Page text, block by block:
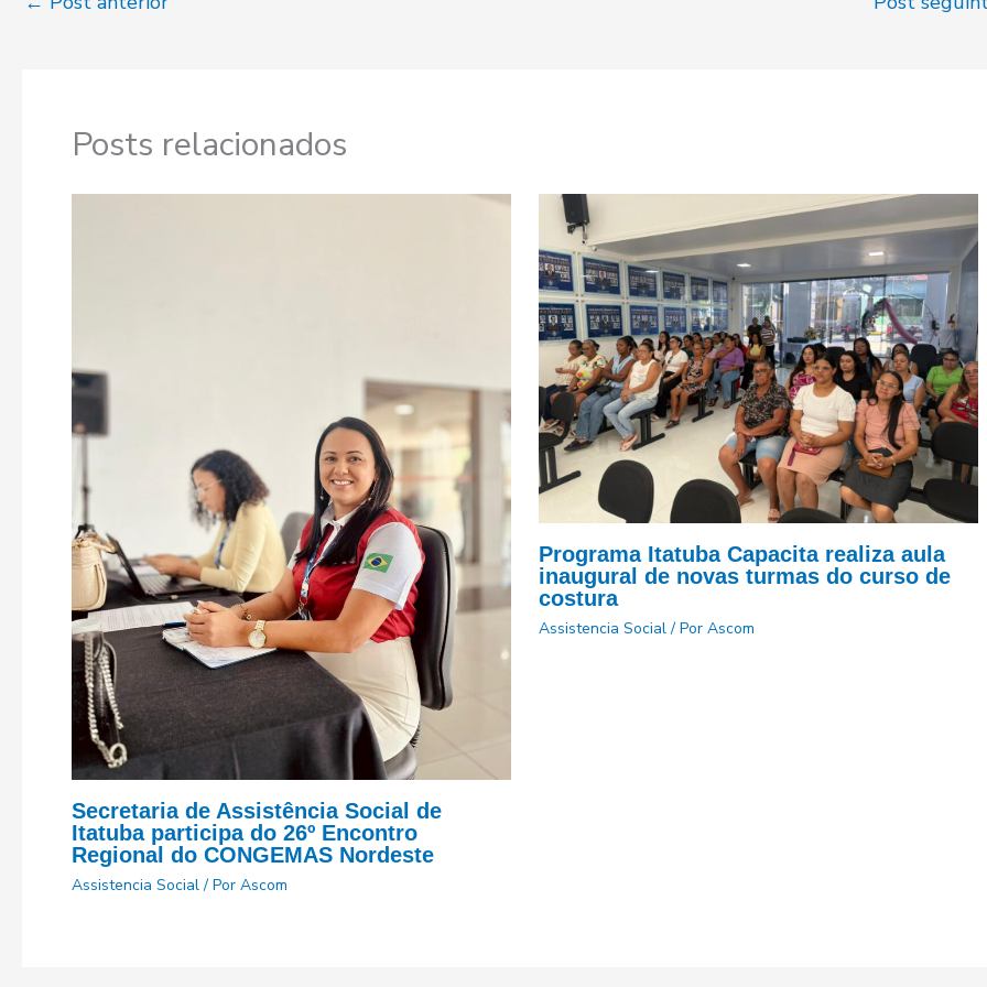
Posts relacionados
Secretaria de Assistência Social de
Itatuba participa do 26º Encontro
Regional do CONGEMAS Nordeste
Assistencia Social/ Por Ascom
Programa Itatuba Capacita realiza aula
inaugural de novas turmas do curso de
costura
Assistencia Social/ Por Ascom